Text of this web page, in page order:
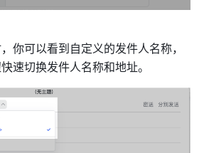
你可以看到自定义的发件人名称，
速切换发件人名称和地址。